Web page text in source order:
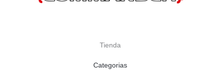
Tienda
Categorias